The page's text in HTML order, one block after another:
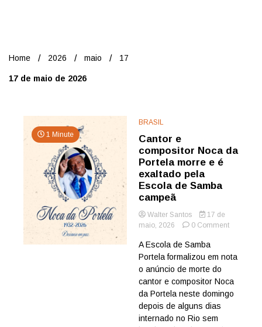
Home 2026 maio 17
17 de maio de 2026
1 Minute
BRASIL
Cantor e
compositor Noca da
Portela morre e é
exaltado pela
Escola de Samba
campeã
Walter Santos
17 de
maio, 2026
0 Commenton
morre
A Escola de Samba
Portela formalizou em nota
o anúncio de morte do
cantor e compositor Noca
da Portela neste domingo
depois de alguns dias
internado no Rio sem